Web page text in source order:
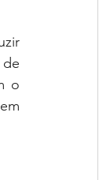
o